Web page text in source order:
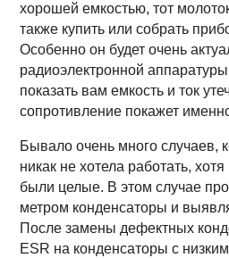
хорошей емкостью, тот
также купить или собрать
Особенно он будет очень
радиоэлектронной
показать вам емкость и ток
сопротивление покажет
Бывало очень много случаев,
никак не хотела работать,
были целые. В этом случае
метром конденсаторы и
После замены дефектных
ESR на конденсаторы с